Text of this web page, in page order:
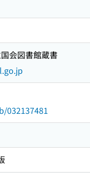
会図書館蔵書
032137481